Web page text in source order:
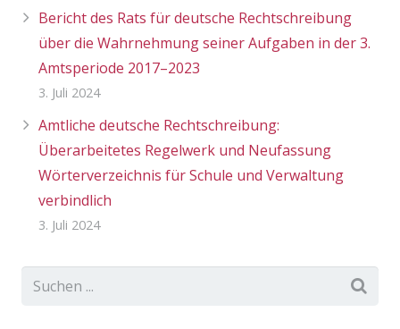
Bericht des Rats für deutsche Rechtschreibung
über die Wahrnehmung seiner Aufgaben in der 3.
Amtsperiode 2017–2023
3. Juli 2024
Amtliche deutsche Rechtschreibung:
Überarbeitetes Regelwerk und Neufassung
Wörterverzeichnis für Schule und Verwaltung
verbindlich
3. Juli 2024